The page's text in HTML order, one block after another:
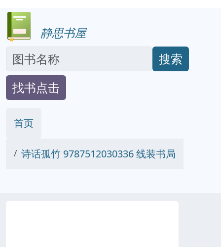
静思书屋
搜索
找书点击
首页
诗话孤竹 9787512030336 线装书局